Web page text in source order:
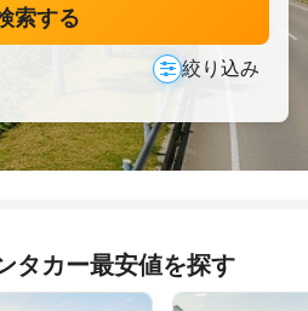
索する
絞り込み
タカー最安値を探す